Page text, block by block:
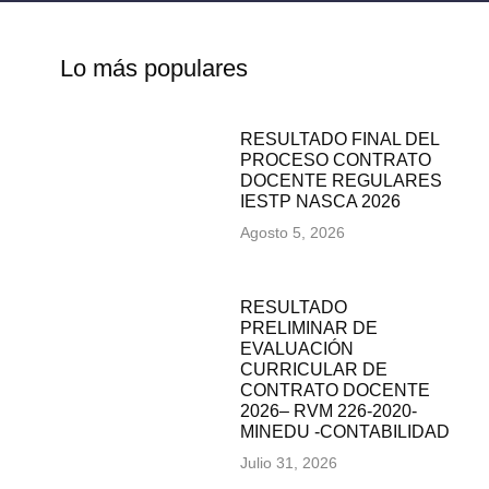
Lo más populares
RESULTADO FINAL DEL
PROCESO CONTRATO
DOCENTE REGULARES
IESTP NASCA 2026
Agosto 5, 2026
RESULTADO
PRELIMINAR DE
EVALUACIÓN
CURRICULAR DE
CONTRATO DOCENTE
2026– RVM 226-2020-
MINEDU -CONTABILIDAD
Julio 31, 2026